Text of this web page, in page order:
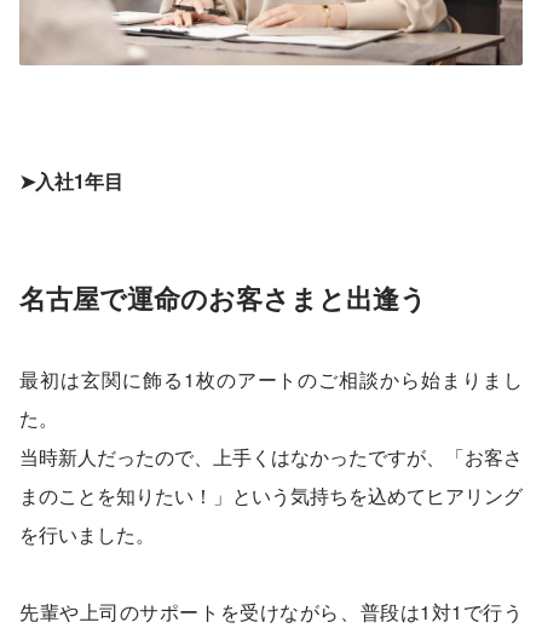
➤入社1年目
名古屋で運命のお客さまと出逢う
最初は玄関に飾る1枚のアートのご相談から始まりまし
た。
当時新人だったので、上手くはなかったですが、「お客さ
まのことを知りたい！」という気持ちを込めてヒアリング
を行いました。
先輩や上司のサポートを受けながら、普段は1対1で行う